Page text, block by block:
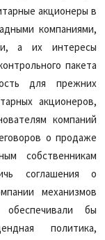
акционеры в
компаниями,
а их интересы
пакета
для прежних
акционеров,
компаний
о продаже
собственникам
соглашения о
механизмов
обеспечивали бы
политика,